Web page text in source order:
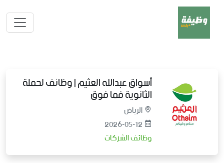
أسواق عبدالله العثيم | وظائف لحملة
الثانوية فما فوق
الرياض
2026-05-12
وظائف الشركات